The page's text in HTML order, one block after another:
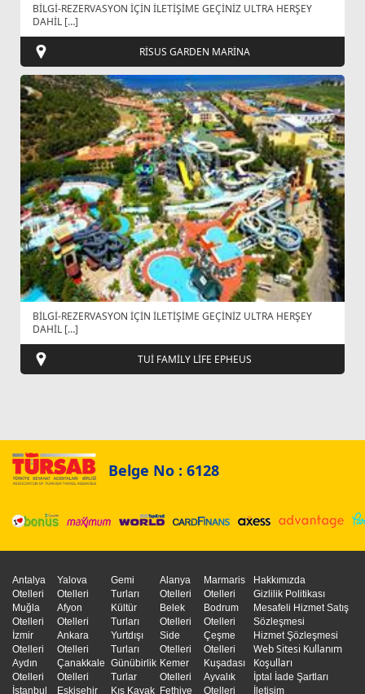
BİLGİ-REZERVASYON İÇİN İLETİŞİME GEÇİNİZ ULTRA HERŞEY
DAHİL […]
RİSUS GARDEN MARİNA
BİLGİ-REZERVASYON İÇİN İLETİŞİME GEÇİNİZ ULTRA HERŞEY
DAHİL […]
TUİ FAMİLY LİFE EPHEUS
Belge No : 6128
Antalya
Otelleri
Muğla
Otelleri
İzmir
Otelleri
Aydın
Otelleri
İstanbul
Yalova
Otelleri
Afyon
Otelleri
Ankara
Otelleri
Çanakkale
Otelleri
Eskişehir
Gemi
Turları
Kültür
Turları
Yurtdışı
Turları
Günübirlik
Turlar
Kış Kayak
Alanya
Otelleri
Belek
Otelleri
Side
Otelleri
Kemer
Otelleri
Fethiye
Marmaris
Otelleri
Bodrum
Otelleri
Çeşme
Otelleri
Kuşadası
Ayvalık
Otelleri
Hakkımızda
Gizlilik Politikası
Mesafeli Hizmet Satış
Sözleşmesi
Hizmet Şözleşmesi
Web Sitesi Kullanım
Koşulları
İptal İade Şartları
İletişim